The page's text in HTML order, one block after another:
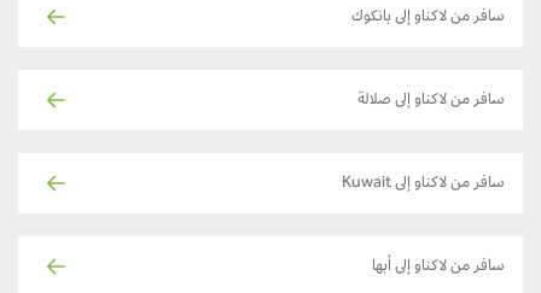
سافر من لاكناو إلى بانكوك
سافر من لاكناو إلى صلالة
سافر من لاكناو إلى Kuwait
سافر من لاكناو إلى أبها